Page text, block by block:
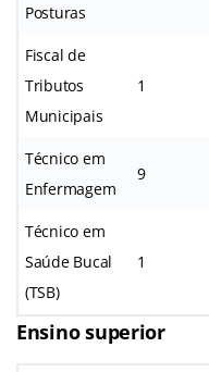
Posturas
Fiscal de
Tributos
Municipais
1
Técnico em
Enfermagem
9
Técnico em
Saúde Bucal
(TSB)
1
Ensino superior